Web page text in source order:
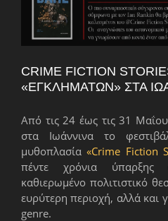
CRIME FICTION
«ΕΓΚΛΗΜΆΤΩΝ» ΣΤΑ
Από τις 24 έως τις 31
στα Ιωάννινα το
μυθοπλασία«Crime Fiction
πέντε χρόνια ύπαρξης
καθιερωμένο πολιτιστικό
ευρύτερη περιοχή, αλλά και
genre.